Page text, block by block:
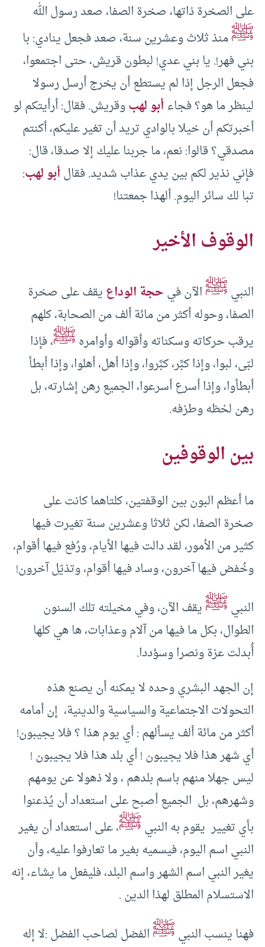
على الصخرة ذاتها، صخرة الصفا، صعد رسول الله
ﷺمنذ ثلاث وعشرين سنة، صعد فجعل ينادي: با
بني فهر!. يا بني عدي! لبطون قريش، حتى اجتمعوا،
فجعل الرجل إذا لم يستطع أن يخرج أرسل رسولا
لينظر ما هو؟ فجاءأبو لهبوقريش. فقال: أرأيتكم لو
أخبرتكم أن خيلا بالوادي تريد أن تغير عليكم، أكنتم
مصدقي؟ قالوا: نعم، ما جربنا عليك إلا صدقا، قال:
فإني نذير لكم بين يدي عذاب شديد. فقالأبو لهب:
تبا لك سائر اليوم. ألهذا جمعتنا!
الوقوف الأخير
النبيﷺالآن فيحجة الوداعيقف على صخرة
الصفا، وحوله أكثر من مائة ألف من الصحابة، كلهم
يرقب حركاته وسكناته وأقواله وأوامرهﷺ، فإذا
لبّى، لبوا، وإذا كبَّر، كبَّروا، وإذا أهل، أهلوا، وإذا أبطأ
أبطأوا، وإذا أسرع أسرعوا، الجميع رهن إشارته، بل
رهن لحْظه وطرْفه.
بين الوقوفين
ما أعظم البون بين الوقفتين، كلتاهما كانت على
صخرة الصفا، لكن ثلاثا وعشرين سنة تغيرت فيها
كثير من الأمور، لقد دالت فيها الأيام، ورُفع فيها أقوام،
وخُفض فيها آخرون، وساد فيها أقوام، وتذيّل آخرون!
النبيﷺيقف الآن، وفي مخيلته تلك السنون
الطوال، بكل ما فيها من آلام وعذابات، ها هي كلها
أُبدلت عزة ونصرا وسؤددا.
إن الجهد البشري وحده لا يمكنه أن يصنع هذه
التحولات الاجتماعية والسياسية والدينية، إن أمامه
أكثر من مائة ألف يسألهم : أي يوم هذا ؟ فلا يجيبون!
أي شهر هذا فلا يجيبون ! أي بلد هذا فلا يجيبون !
ليس جهلا منهم باسم بلدهم ، ولا ذهولا عن يومهم
وشهرهم، بل الجميع أصبح على استعداد أن يُذعنوا
بأي تغيير يقوم به النبيﷺ، على استعداد أن يغير
النبي اسم اليوم، فيسميه بغير ما تعارفوا عليه، وأن
يغير النبي اسم الشهر واسم البلد، فليفعل ما يشاء، إنه
الاستسلام المطلق لهذا الدين .
فهنا ينسب النبيﷺالفضل لصاحب الفضل :لا إله